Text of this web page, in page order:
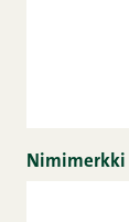
Nimimerkki